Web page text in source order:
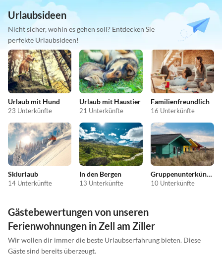
Urlaubsideen
Nicht sicher, wohin es gehen soll? Entdecken Sie
perfekte Urlaubsideen!
Urlaub mit Hund
23 Unterkünfte
Urlaub mit Haustier
21 Unterkünfte
Familienfreundlich
16 Unterkünfte
Skiurlaub
14 Unterkünfte
In den Bergen
13 Unterkünfte
Gruppenunterkünfte
10 Unterkünfte
Gästebewertungen von unseren
Ferienwohnungen in Zell am Ziller
Wir wollen dir immer die beste Urlaubserfahrung bieten. Diese
Gäste sind bereits überzeugt.